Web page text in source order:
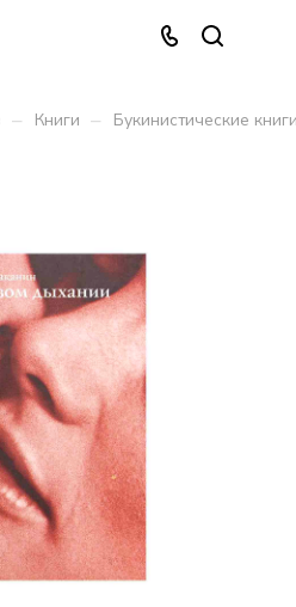
– Книги – Букинистические